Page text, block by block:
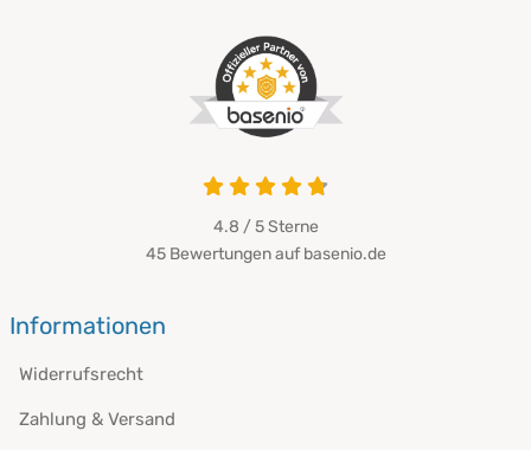
4.8 von 5
4.8 / 5Sterne
45 Bewertungen auf basenio.de
Informationen
Widerrufsrecht
Zahlung & Versand